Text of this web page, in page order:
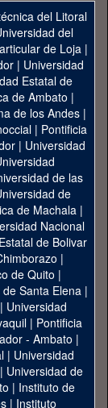
del Litoral
del
de Loja|
| Universidad
Estatal de
de Ambato |
de los Andes|
| Pontificia
| Universidad
de las
de
de Machala|
Nacional
de Bolivar
|
de Quito |
Santa Elena|
| Universidad
| Pontificia
- Ambato |
| Universidad
Universidad de
| Instituto de
| Instituto